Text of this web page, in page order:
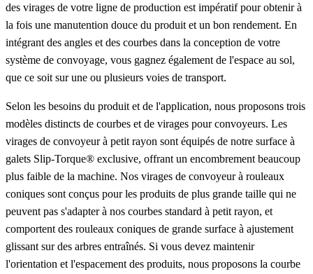
des virages de votre ligne de production est impératif pour obtenir à
la fois une manutention douce du produit et un bon rendement. En
intégrant des angles et des courbes dans la conception de votre
système de convoyage, vous gagnez également de l'espace au sol,
que ce soit sur une ou plusieurs voies de transport.
Selon les besoins du produit et de l'application, nous proposons trois
modèles distincts de courbes et de virages pour convoyeurs. Les
virages de convoyeur à petit rayon sont équipés de notre surface à
galets Slip-Torque® exclusive, offrant un encombrement beaucoup
plus faible de la machine. Nos virages de convoyeur à rouleaux
coniques sont conçus pour les produits de plus grande taille qui ne
peuvent pas s'adapter à nos courbes standard à petit rayon, et
comportent des rouleaux coniques de grande surface à ajustement
glissant sur des arbres entraînés. Si vous devez maintenir
l'orientation et l'espacement des produits, nous proposons la courbe